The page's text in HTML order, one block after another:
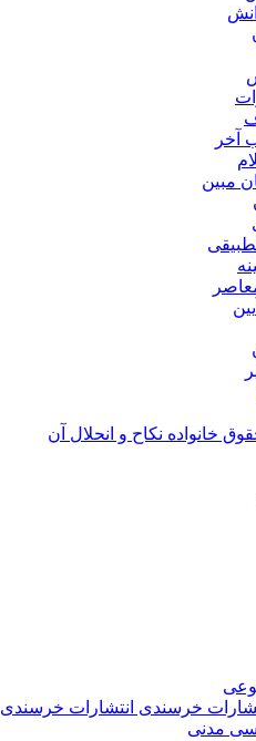
آخر
مبین
خانواده نکاح و انحلال آن
خرسندی انتشارات خرسندی
مدنی